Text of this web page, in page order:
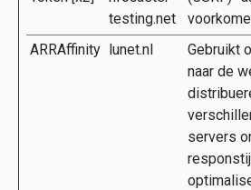
testing.net
ARRAffinity lunet.nl
Gebruikt
naar de
servers